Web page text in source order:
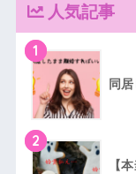
人気記事
1
同
2
【